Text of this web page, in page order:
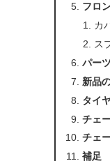
フロ
カ
ス
パー
新品
タイ
チェ
チェ
補足